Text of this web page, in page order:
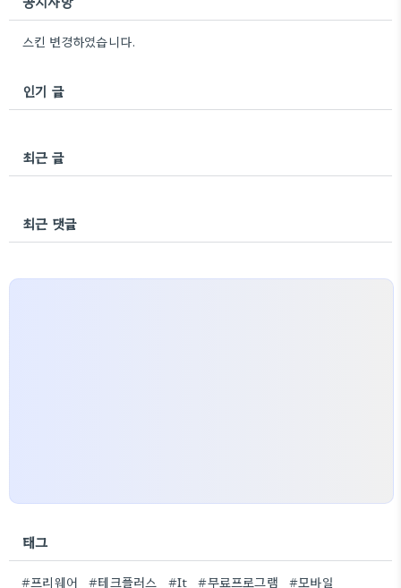
스킨 변경하였습니다.
인기 글
최근 글
최근 댓글
태그
#프리웨어 #테크플러스 #It #무료프로그램 #모바일